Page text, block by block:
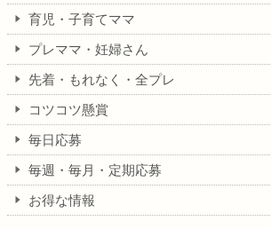
育児・子育てママ
プレママ・妊婦さん
先着・もれなく・全プレ
コツコツ懸賞
毎日応募
毎週・毎月・定期応募
お得な情報